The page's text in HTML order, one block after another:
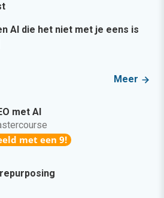
AI die het niet met je eens is
Meer
met AI
met een 9!